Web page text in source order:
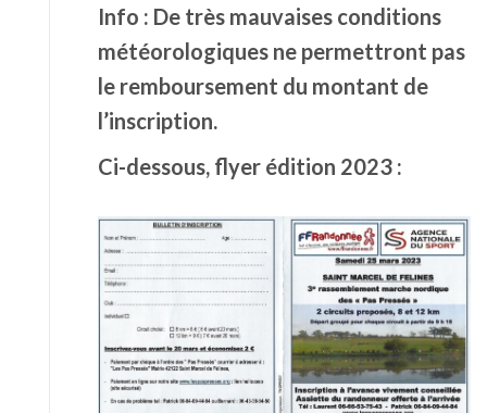
Info : De très mauvaises conditions
météorologiques ne permettront pas
le remboursement du montant de
l’inscription.
Ci-dessous, flyer édition 2023 :